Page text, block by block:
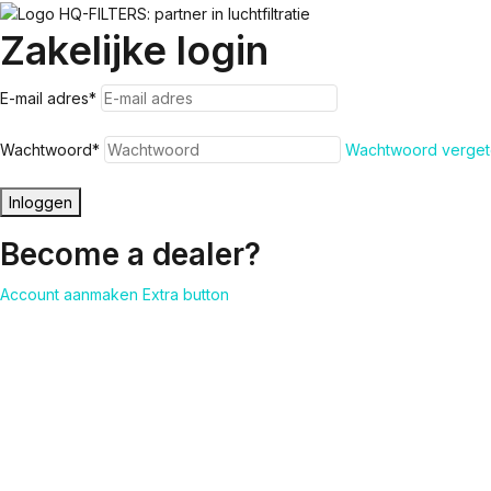
Zakelijke login
E-mail adres*
Wachtwoord* Wachtwoord
Inloggen
Become a dealer?
Account aanmaken Extra button